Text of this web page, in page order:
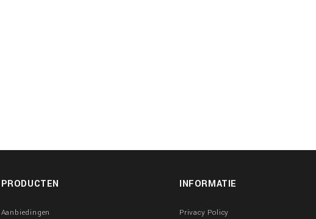
PRODUCTEN
Aanbiedingen
INFORMATIE
Privacy Policy